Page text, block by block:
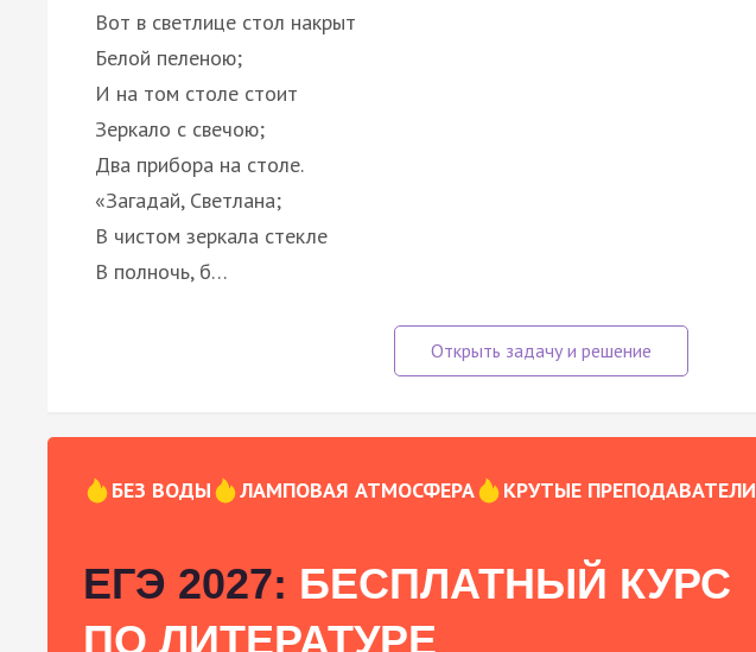
Вот в светлице стол накрыт
Белой пеленою;
И на том столе стоит
Зеркало с свечою;
Два прибора на столе.
«Загадай, Светлана;
В чистом зеркала стекле
В полночь, б…
БЕЗ ВОДЫ ЛАМПОВАЯ АТМОСФЕРА КРУТЫЕ ПРЕПОДАВАТЕЛИ
ЕГЭ 2027: БЕСПЛАТНЫЙ КУРС
ПО ЛИТЕРАТУРЕ